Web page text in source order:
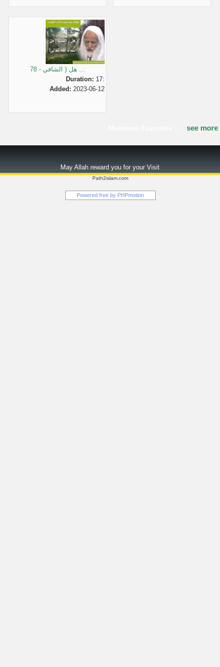
78 - هل ( الشافي ...
Duration: 17:
Added: 2023-06-12
see more
May Allah reward you for your Visit
Path2islam.com
Powered free by PHPmotion